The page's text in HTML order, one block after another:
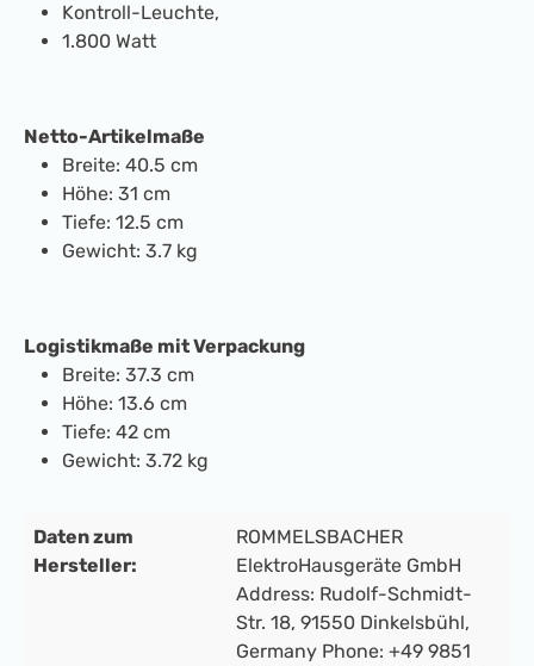
Kontroll-Leuchte,
1.800 Watt
Netto-Artikelmaße
Breite: 40.5 cm
Höhe: 31 cm
Tiefe: 12.5 cm
Gewicht: 3.7 kg
Logistikmaße mit Verpackung
Breite: 37.3 cm
Höhe: 13.6 cm
Tiefe: 42 cm
Gewicht: 3.72 kg
Daten zum
Hersteller:
ROMMELSBACHER
ElektroHausgeräte GmbH
Address: Rudolf-Schmidt-
Str. 18, 91550 Dinkelsbühl,
Germany Phone: +49 9851